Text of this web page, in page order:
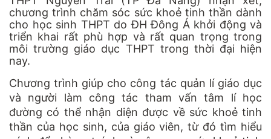
chương trình chăm sóc sức khoẻ tinh thần dành
cho học sinh THPT do ĐH Đông Á khởi động và
triển khai rất phù hợp và rất quan trọng trong
môi trường giáo dục THPT trong thời đại hiện
nay.
Chương trình giúp cho công tác quản lí giáo dục
và người làm công tác tham vấn tâm lí học
đường có thể nhận diện được về sức khoẻ tinh
thần của học sinh, của giáo viên, từ đó tìm hiểu